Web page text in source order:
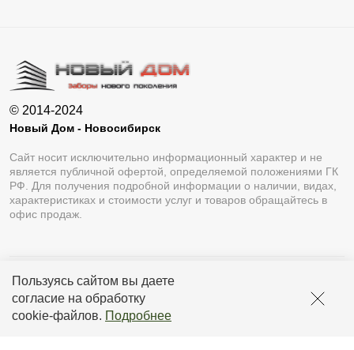
Пользуясь сайтом вы даете
согласие на обработку
cookie-файлов. Подробнее
© 2014-2024
Новый Дом - Новосибирск
Сайт носит исключительно информационный характер и не
является публичной офертой, определяемой положениями ГК
РФ. Для получения подробной информации о наличии, видах,
характеристиках и стоимости услуг и товаров обращайтесь в
офис продаж.
Разработка сайтаLukevium
Политика конфиденциальности